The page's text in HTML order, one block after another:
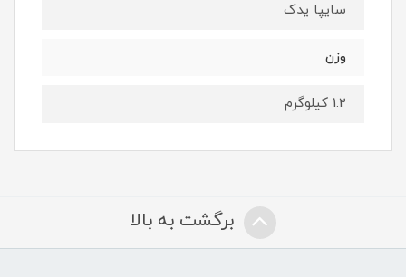
سایپا یدک
وزن
1.2 کیلوگرم
برگشت به بالا